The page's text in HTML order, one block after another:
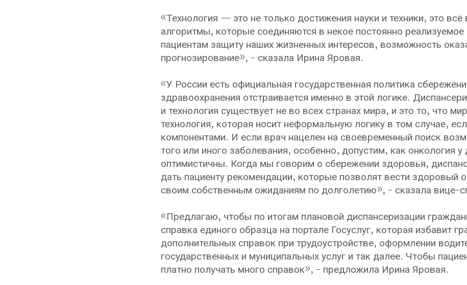
«Технология — это не только достижения науки и техники, это
алгоритмы, которые соединяются в некое постоянно
пациентам защиту наших жизненных интересов, возможность
прогнозирование», - сказала Ирина Яровая.
«У России есть официальная государственная политика
здравоохранения отстраивается именно в этой логике.
и технология существует не во всех странах мира, и это то, что
технология, которая носит неформальную логику в том случае,
компонентами. И если врач нацелен на своевременный поиск
того или иного заболевания, особенно, допустим, как онкология
оптимистичны. Когда мы говорим о сбережении здоровья,
дать пациенту рекомендации, которые позволят вести здоровый
своим собственным ожиданиям по долголетию», - сказала вице-
«Предлагаю, чтобы по итогам плановой диспансеризации
справка единого образца на портале Госуслуг, которая избавит
дополнительных справок при трудоустройстве, оформлении
государственных и муниципальных услуг и так далее. Чтобы
платно получать много справок», - предложила Ирина Яровая.